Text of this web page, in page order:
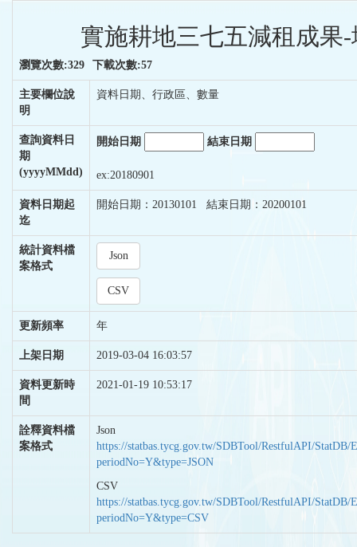
實施耕地三七五減租成果
瀏覽次數:329 下載次數:57
主要欄位說
明
資料日期、行政區、數量
查詢資料日
期
(yyyyMMdd)
開始日期 結束日期
ex:20180901
資料日期起
迄
開始日期：20130101 結束日期：20200101
統計資料檔
案格式
Json
CSV
更新頻率 年
上架日期 2019-03-04 16:03:57
資料更新時
間
2021-01-19 10:53:17
詮釋資料檔
案格式
Json
https://statbas.tycg.gov.tw/SDBTool/RestfulAPI/StatDB/
periodNo=Y&type=JSON
CSV
https://statbas.tycg.gov.tw/SDBTool/RestfulAPI/StatDB/
periodNo=Y&type=CSV